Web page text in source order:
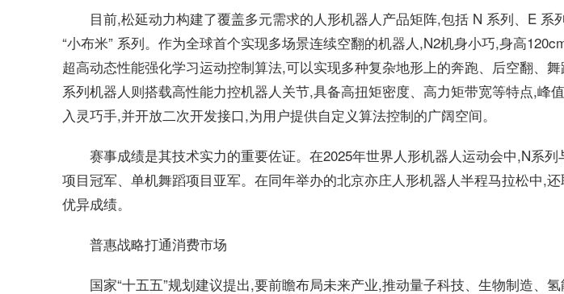
目前,松延动力构建了覆盖多元需求的人形机器人产品矩阵,包括 N 系列、E 系
“小布米” 系列。作为全球首个实现多场景连续空翻的机器人,N2机身小巧,身高
超高动态性能强化学习运动控制算法,可以实现多种复杂地形上的奔跑、后空翻、
系列机器人则搭载高性能力控机器人关节,具备高扭矩密度、高力矩带宽等特点,峰
入灵巧手,并开放二次开发接口,为用户提供自定义算法控制的广阔空间。
赛事成绩是其技术实力的重要佐证。在2025年世界人形机器人运动会中,N系
项目冠军、单机舞蹈项目亚军。在同年举办的北京亦庄人形机器人半程马拉松中,
优异成绩。
普惠战略打通消费市场
国家“十五五”规划建议提出,要前瞻布局未来产业,推动量子科技、生物制造、